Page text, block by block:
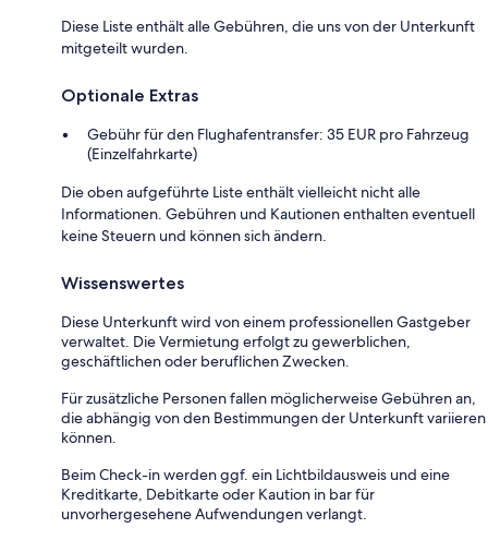
Diese Liste enthält alle Gebühren, die uns von der Unterkunft
mitgeteilt wurden.
Optionale Extras
Gebühr für den Flughafentransfer: 35 EUR pro Fahrzeug
(Einzelfahrkarte)
Die oben aufgeführte Liste enthält vielleicht nicht alle
Informationen. Gebühren und Kautionen enthalten eventuell
keine Steuern und können sich ändern.
Wissenswertes
Diese Unterkunft wird von einem professionellen Gastgeber
verwaltet. Die Vermietung erfolgt zu gewerblichen,
geschäftlichen oder beruflichen Zwecken.
Für zusätzliche Personen fallen möglicherweise Gebühren an,
die abhängig von den Bestimmungen der Unterkunft variieren
können.
Beim Check-in werden ggf. ein Lichtbildausweis und eine
Kreditkarte, Debitkarte oder Kaution in bar für
unvorhergesehene Aufwendungen verlangt.